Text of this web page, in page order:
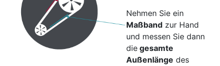
Nehmen Sie ein
Maßbandzur Hand
und messen Sie dann
diegesamte
Außenlänge des